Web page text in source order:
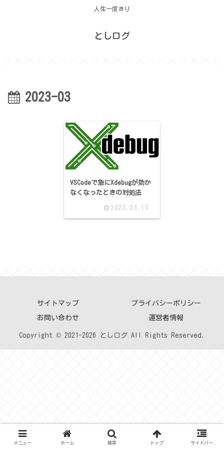
人生一度きり
としログ
2023-03
VSCodeで急にXdebugが効か
なくなったときの対処法
2023.03.13
サイトマップ プライバシーポリシー
お問い合わせ 運営者情報
Copyright © 2021-2026 としログ All Rights Reserved.
メニュー ホーム 検索 トップ サイドバー